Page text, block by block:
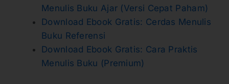
Menulis Buku Ajar (Versi Cepat Paham)
Download Ebook Gratis: Cerdas Menulis
Buku Referensi
Download Ebook Gratis: Cara Praktis
Menulis Buku (Premium)